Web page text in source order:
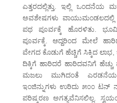
ಎತ್ತರದಲ್ಲಿತ್ತು. ಇಲ್ಲಿ
ಅವಶೇಷಗಳು
ಪಥ ಪೂರ್ವಕ್ಕೆ ಹೊರಳಿತು.
ಪೂರ್ವಕ್ಕೆ. ಆದ್ದರಿಂದ ಮೇಲೆ
ವೇಗದ ಕೊಡುಗೆ ಹೆಚ್ಚಿಗೆ ಸಿಕ್ಕಿದ
ದಿಕ್ಕಿಗೆ ಹಾರಿದರೆ ಹಾರಿದವನಿಗೆ
ಮಜಲು ಮುಗಿದಂತೆ
ಇಂಜಿನ್ನುಗಳು ಉರಿದು ೫೦೦ ಟನ್
ಪರಿಷ್ಕರಣ ಅಗತ್ಯವೆನಿಸಲಿಲ್ಲ.